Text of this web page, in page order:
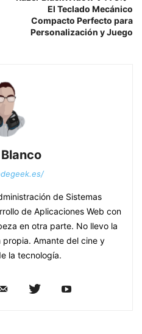
El Teclado Mecánico
Compacto Perfecto para
Personalización y Juego
de Sistemas
de Aplicaciones Web con
en otra parte. No llevo la
Amante del cine y
la tecnología.